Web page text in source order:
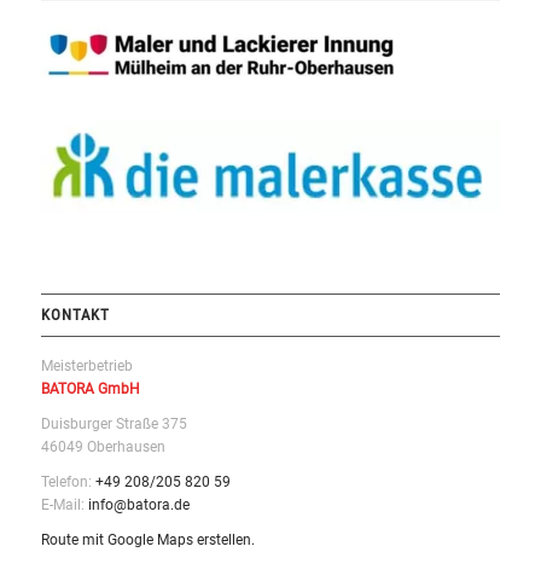
KONTAKT
Meisterbetrieb
BATORA GmbH
Duisburger Straße 375
46049 Oberhausen
Telefon: +49 208/205 820 59
E-Mail: info@batora.de
Route mit Google Maps erstellen.